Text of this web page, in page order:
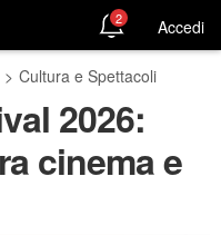
2 Accedi
> Cultura e Spettacoli
2026:
cinema e